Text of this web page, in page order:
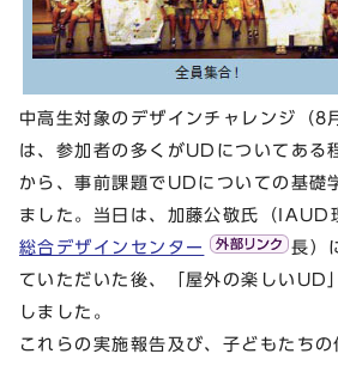
中高生対象のデザインチャレンジ（8
は、参加者の多くがUDについてある
から、事前課題でUDについての基礎
ました。当日は、加藤公敬氏（IAUD
総合デザインセンター
長）
ていただいた後、「屋外の楽しいUD
しました。
これらの実施報告及び、子どもたち